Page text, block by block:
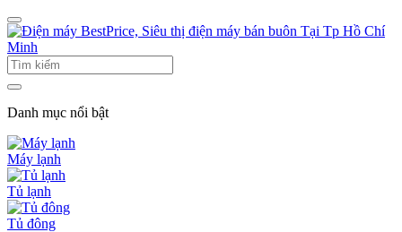
Danh mục nổi bật
Máy lạnh
Tủ lạnh
Tủ đông